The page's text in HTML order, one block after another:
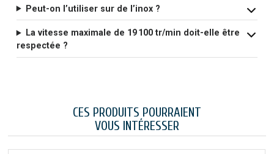
Peut-on l’utiliser sur de l’inox ?
La vitesse maximale de 19 100 tr/min doit-elle être
respectée ?
CES PRODUITS POURRAIENT
VOUS INTÉRESSER